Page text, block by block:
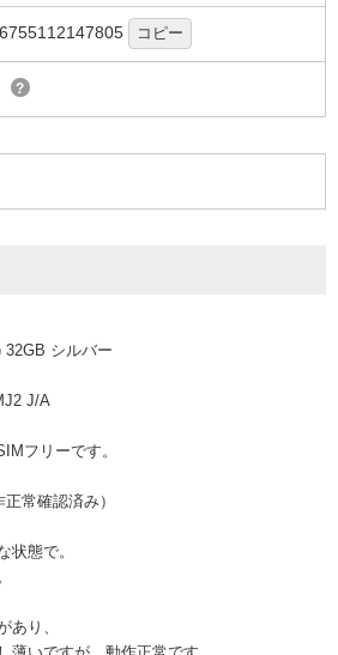
コピー
?
シルバー
J/A
フリーです。
常確認済み）
状態で。
あり、